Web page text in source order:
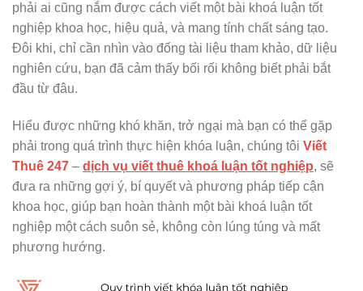
phải ai cũng nắm được cách viết một bài khoá luận tốt
nghiệp khoa học, hiệu quả, và mang tính chất sáng tạo.
Đôi khi, chỉ cần nhìn vào đống tài liệu tham khảo, dữ liệu
nghiên cứu, bạn đã cảm thấy bối rối không biết phải bắt
đầu từ đâu.
Hiểu được những khó khăn, trở ngại mà bạn có thể gặp
phải trong quá trình thực hiện khóa luận, chúng tôi Viết
Thuê 247 – dịch vụ viết thuê khoá luận tốt nghiệp, sẽ
đưa ra những gợi ý, bí quyết và phương pháp tiếp cận
khoa học, giúp bạn hoàn thành một bài khoá luận tốt
nghiệp một cách suôn sẻ, không còn lúng túng và mất
phương hướng.